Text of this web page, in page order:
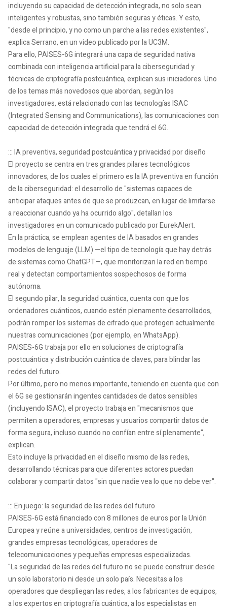
incluyendo su capacidad de detección integrada, no solo sean
inteligentes y robustas, sino también seguras y éticas. Y esto,
"desde el principio, y no como un parche a las redes existentes",
explica Serrano, en un video publicado por la UC3M.
Para ello, PAISES-6G integrará una capa de seguridad nativa
combinada con inteligencia artificial para la ciberseguridad y
técnicas de criptografía postcuántica, explican sus iniciadores. Uno
de los temas más novedosos que abordan, según los
investigadores, está relacionado con las tecnologías ISAC
(Integrated Sensing and Communications), las comunicaciones con
capacidad de detección integrada que tendrá el 6G.
::: IA preventiva, seguridad postcuántica y privacidad por diseño
El proyecto se centra en tres grandes pilares tecnológicos
innovadores, de los cuales el primero es la IA preventiva en función
de la ciberseguridad: el desarrollo de "sistemas capaces de
anticipar ataques antes de que se produzcan, en lugar de limitarse
a reaccionar cuando ya ha ocurrido algo", detallan los
investigadores en un comunicado publicado por EurekAlert.
En la práctica, se emplean agentes de IA basados en grandes
modelos de lenguaje (LLM) —el tipo de tecnología que hay detrás
de sistemas como ChatGPT—, que monitorizan la red en tiempo
real y detectan comportamientos sospechosos de forma
autónoma.
El segundo pilar, la seguridad cuántica, cuenta con que los
ordenadores cuánticos, cuando estén plenamente desarrollados,
podrán romper los sistemas de cifrado que protegen actualmente
nuestras comunicaciones (por ejemplo, en WhatsApp).
PAISES-6G trabaja por ello en soluciones de criptografía
postcuántica y distribución cuántica de claves, para blindar las
redes del futuro.
Por último, pero no menos importante, teniendo en cuenta que con
el 6G se gestionarán ingentes cantidades de datos sensibles
(incluyendo ISAC), el proyecto trabaja en "mecanismos que
permiten a operadores, empresas y usuarios compartir datos de
forma segura, incluso cuando no confían entre sí plenamente",
explican.
Esto incluye la privacidad en el diseño mismo de las redes,
desarrollando técnicas para que diferentes actores puedan
colaborar y compartir datos "sin que nadie vea lo que no debe ver".
::: En juego: la seguridad de las redes del futuro
PAISES-6G está financiado con 8 millones de euros por la Unión
Europea y reúne a universidades, centros de investigación,
grandes empresas tecnológicas, operadores de
telecomunicaciones y pequeñas empresas especializadas.
"La seguridad de las redes del futuro no se puede construir desde
un solo laboratorio ni desde un solo país. Necesitas a los
operadores que despliegan las redes, a los fabricantes de equipos,
a los expertos en criptografía cuántica, a los especialistas en